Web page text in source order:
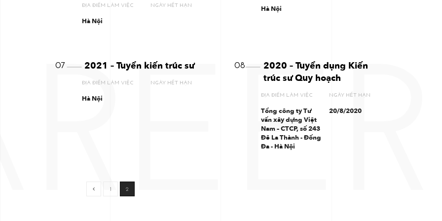
ĐỊA ĐIỂM LÀM VIỆC
Hà Nội
NGÀY HẾT HẠN Hà Nội
07 2021 – Tuyển kiến trúc sư
ĐỊA ĐIỂM LÀM VIỆC
Hà Nội
NGÀY HẾT HẠN
08
2020 – Tuyển dụng Kiến
trúc sư Quy hoạch
ĐỊA ĐIỂM LÀM VIỆC
Tổng công ty Tư
vấn xây dựng Việt
Nam – CTCP, số 243
Đê La Thành - Đống
Đa - Hà Nội
NGÀY HẾT HẠN
20/8/2020
1 2